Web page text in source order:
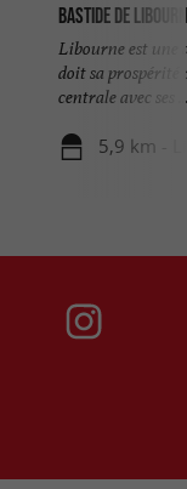
Bastide de
Libourne est une
doit sa prospérité
centrale avec ses
5,9 km -